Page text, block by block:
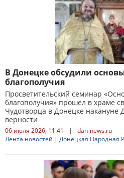
В Донецке обсудили
благополучия
Просветительский семинар
благополучия» прошел в храме
Чудотворца в Донецке накануне
верности
06 июля 2026, 11:41 |
dan-news.ru
Лента новостей | Донецкая Народная